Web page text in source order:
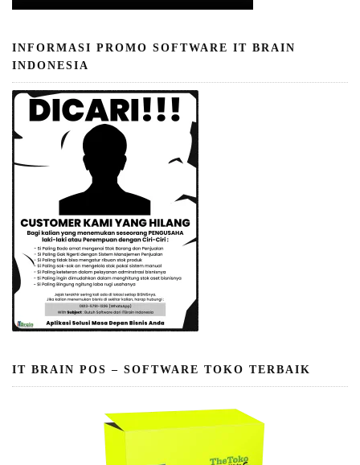
INFORMASI PROMO SOFTWARE IT BRAIN
INDONESIA
IT BRAIN POS – SOFTWARE TOKO TERBAIK